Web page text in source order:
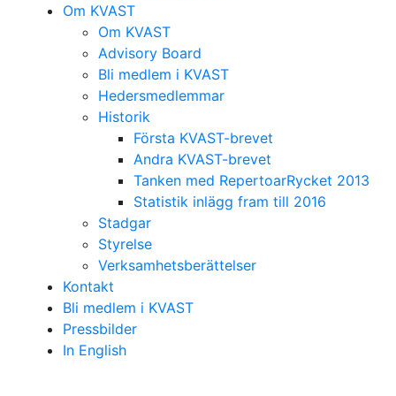
Om KVAST
Om KVAST
Advisory Board
Bli medlem i KVAST
Hedersmedlemmar
Historik
Första KVAST-brevet
Andra KVAST-brevet
Tanken med RepertoarRycket 2013
Statistik inlägg fram till 2016
Stadgar
Styrelse
Verksamhetsberättelser
Kontakt
Bli medlem i KVAST
Pressbilder
In English